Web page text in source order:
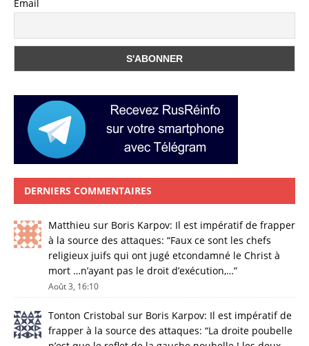
Email
DERNIERS COMMENTAIRES
Matthieu sur Boris Karpov: Il est impératif de frapper
à la source des attaques: “Faux ce sont les chefs
religieux juifs qui ont jugé etcondamné le Christ à
mort …n’ayant pas le droit d’exécution,…”
Août 3, 16:10
Tonton Cristobal sur Boris Karpov: Il est impératif de
frapper à la source des attaques: “La droite poubelle